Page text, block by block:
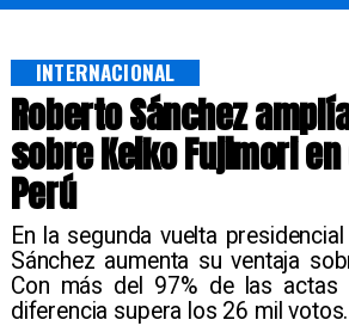
Roberto Sánchez
sobre Keiko Fujimori
Perú
En la segunda vuelta
Sánchez aumenta su ventaja
Con más del 97% de las actas
diferencia supera los 26 mil votos.
INTERNACIONAL